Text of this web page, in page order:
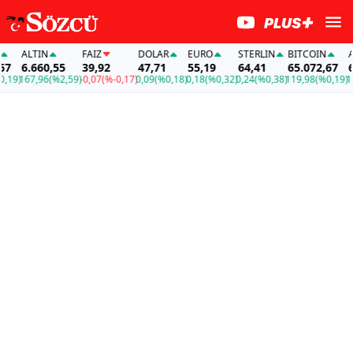
ALTIN
6.660,55
167,96(%2,59)
FAİZ
39,92
-0,07(%-0,17)
DOLAR
47,71
0,09(%0,18)
EURO
55,19
0,18(%0,32)
STERLIN
64,41
0,24(%0,38)
BITCOIN
65.072,67
119,98(%0,19)